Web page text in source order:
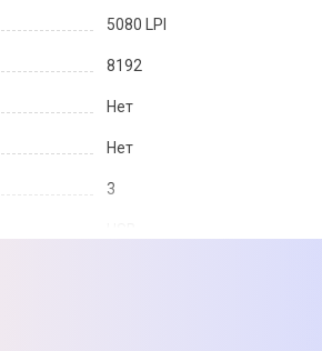
5080 LPI
8192
Нет
Нет
3